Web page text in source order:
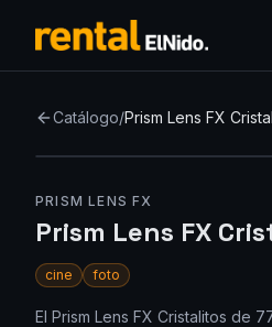
Catálogo/Prism Lens FX
PRISM LENS FX
Prism Lens FX
cine foto
El Prism Lens FX Cristalitos de